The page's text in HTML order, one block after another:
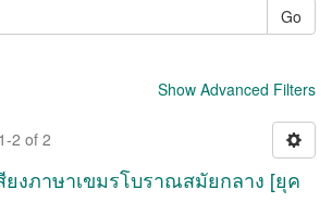
Go
Show Advanced Filters
2 of 2
ยงภาษาเขมรโบราณสมัยกลาง [ยุค